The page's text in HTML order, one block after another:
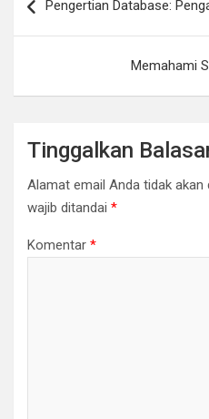
posPengertian Database:
Memahami
Tinggalkan
Alamat email Anda tidak akan
wajib ditandai *
Komentar *